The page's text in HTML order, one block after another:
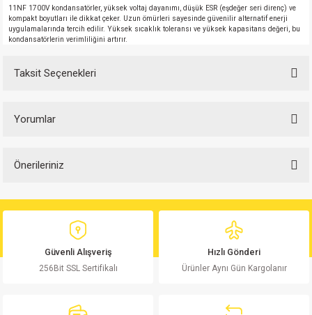
11NF 1700V kondansatörler, yüksek voltaj dayanımı, düşük ESR (eşdeğer seri direnç) ve
kompakt boyutları ile dikkat çeker. Uzun ömürleri sayesinde güvenilir alternatif enerji
uygulamalarında tercih edilir. Yüksek sıcaklık toleransı ve yüksek kapasitans değeri, bu
kondansatörlerin verimliliğini artırır.
Taksit Seçenekleri
Yorumlar
Yorum Yaz
Önerileriniz
yetersiz gördüğünüz noktaları öneri formunu kullanarak tarafımıza
Görüş ve önerileriniz için teşekkür ederiz.
Ürün resmi kalitesiz, bozuk veya görüntülenemiyor.
Ürün bilgilerinde hatalar bulunuyor.
Güvenli Alışveriş
256Bit SSL Sertifikalı
Hızlı Gönderi
Ürünler Aynı Gün Kargolanır